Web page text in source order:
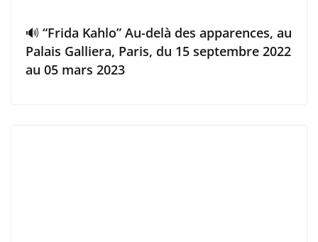
🔊 “Frida Kahlo” Au-delà des apparences, au
Palais Galliera, Paris, du 15 septembre 2022
au 05 mars 2023